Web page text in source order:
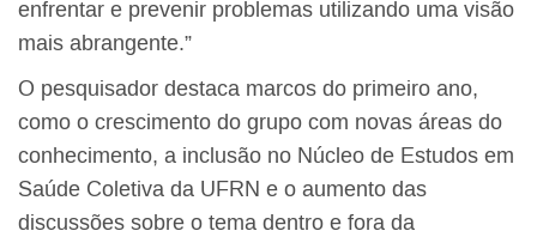
enfrentar e prevenir problemas utilizando uma visão
mais abrangente.”
O pesquisador destaca marcos do primeiro ano,
como o crescimento do grupo com novas áreas do
conhecimento, a inclusão no Núcleo de Estudos em
Saúde Coletiva da UFRN e o aumento das
discussões sobre o tema dentro e fora da